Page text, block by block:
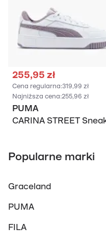
255,95 zł
Cena regularna:319,99 zł
Najniższa cena:255,96 zł
PUMA
Popularne marki
Graceland
PUMA
FILA